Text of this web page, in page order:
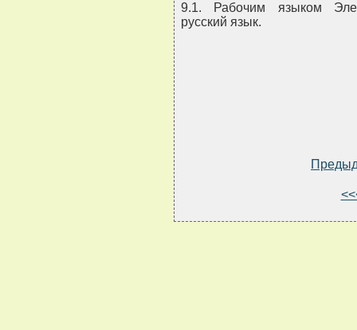
9.1. Рабочим языком
русский язык.